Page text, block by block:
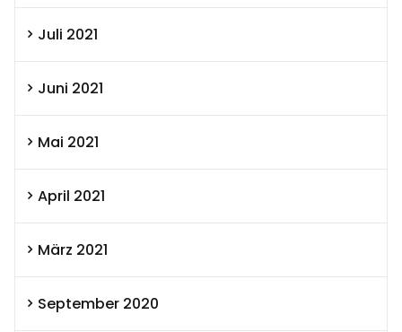
Juli 2021
Juni 2021
Mai 2021
April 2021
März 2021
September 2020